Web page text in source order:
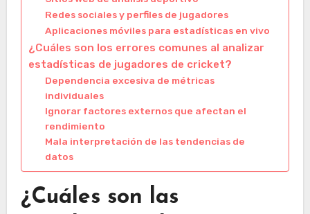
Redes sociales y perfiles de jugadores
Aplicaciones móviles para estadísticas en vivo
¿Cuáles son los errores comunes al analizar
estadísticas de jugadores de cricket?
Dependencia excesiva de métricas
individuales
Ignorar factores externos que afectan el
rendimiento
Mala interpretación de las tendencias de
datos
¿Cuáles son las